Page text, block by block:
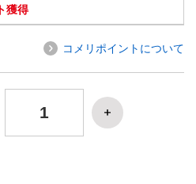
獲得
コメリポイントについて